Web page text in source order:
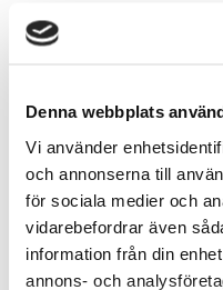
Denna webbplats
Vi använder
och annonserna till
för sociala medier och
vidarebefordrar även
information från din
annons- och
Skicka
publiceras.
*